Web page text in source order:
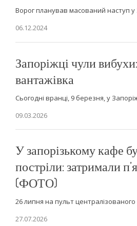
Ворог планував масований наступ у
06.12.2024
Запоріжці чули
вантажівка
Сьогодні вранці, 9 березня, у
09.03.2026
У запорізькому кафе
постріли: затримали
(ФОТО)
26 липня на пульт
27.07.2026